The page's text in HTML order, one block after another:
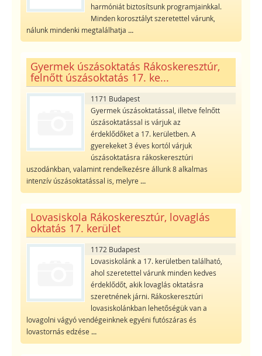
harmóniát biztosítsunk programjainkkal.
Minden korosztályt szeretettel várunk,
nálunk mindenki megtalálhatja ...
Gyermek úszásoktatás Rákoskeresztúr,
felnőtt úszásoktatás 17. ke...
1171 Budapest
Gyermek úszásoktatással, illetve felnőtt
úszásoktatással is várjuk az
érdeklődőket a 17. kerületben. A
gyerekeket 3 éves kortól várjuk
úszásoktatásra rákoskeresztúri
uszodánkban, valamint rendelkezésre állunk 8 alkalmas
intenzív úszásoktatással is, melyre ...
Lovasiskola Rákoskeresztúr, lovaglás
oktatás 17. kerület
1172 Budapest
Lovasiskolánk a 17. kerületben található,
ahol szeretettel várunk minden kedves
érdeklődőt, akik lovaglás oktatásra
szeretnének járni. Rákoskeresztúri
lovasiskolánkban lehetőségük van a
lovagolni vágyó vendégeinknek egyéni futószáras és
lovastornás edzése ...